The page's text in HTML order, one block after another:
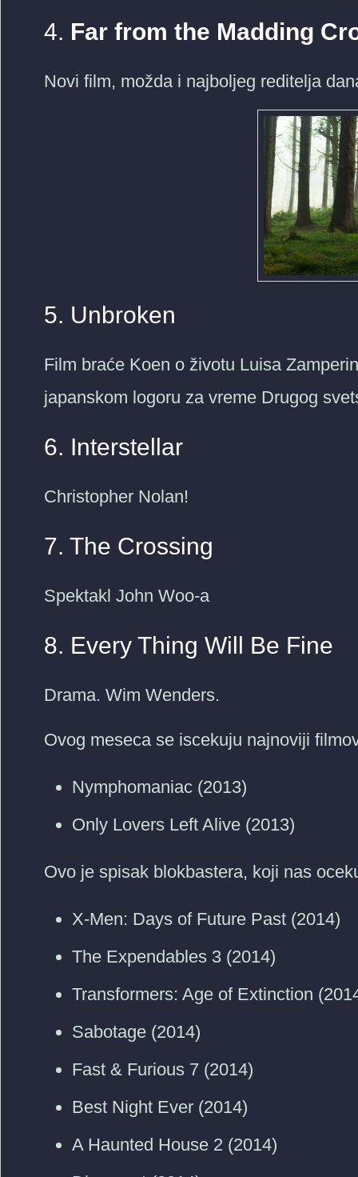
4. Far from the Madding
Novi film, možda i najboljeg reditelja
5. Unbroken
Film braće Koen o životu Luisa
japanskom logoru za vreme Drugog
6. Interstellar
Christopher Nolan!
7. The Crossing
Spektakl John Woo-a
8. Every Thing Will Be Fine
Drama. Wim Wenders.
Ovog meseca se iscekuju najnoviji
Nymphomaniac (2013)
Only Lovers Left Alive (2013)
Ovo je spisak blokbastera, koji nas
X-Men: Days of Future Past (2014)
The Expendables 3 (2014)
Transformers: Age of Extinction
Sabotage (2014)
Fast & Furious 7 (2014)
Best Night Ever (2014)
A Haunted House 2 (2014)